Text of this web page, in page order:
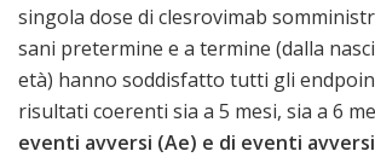
singola dose di clesrovimab
sani pretermine e a termine (dalla
età) hanno soddisfatto tutti gli
risultati coerenti sia a 5 mesi, sia a 6
eventi avversi (Ae) e di eventi